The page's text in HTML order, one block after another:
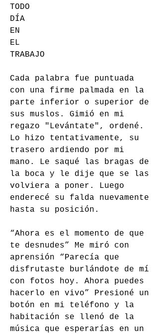
TODO
DÍA
EN
EL
TRABAJO
Cada palabra fue puntuada
con una firme palmada en la
parte inferior o superior de
sus muslos. Gimió en mi
regazo "Levántate", ordené.
Lo hizo tentativamente, su
trasero ardiendo por mi
mano. Le saqué las bragas de
la boca y le dije que se las
volviera a poner. Luego
enderecé su falda nuevamente
hasta su posición.
“Ahora es el momento de que
te desnudes” Me miró con
aprensión “Parecía que
disfrutaste burlándote de mí
con fotos hoy. Ahora puedes
hacerlo en vivo” Presioné un
botón en mi teléfono y la
habitación se llenó de la
música que esperarías en un